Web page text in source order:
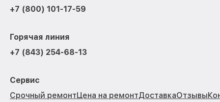
+7 (800) 101-17-59
Горячая линия
+7 (843) 254-68-13
Сервис
Срочный ремонтЦена на ремонтДоставкаОтзывы